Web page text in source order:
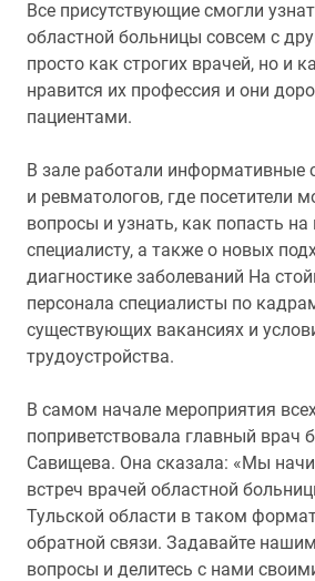
Все присутствующие смогли
областной больницы совсем с
просто как строгих врачей, но и
нравится их профессия и они
пациентами.
В зале работали информативные
и ревматологов, где посетители
вопросы и узнать, как попасть
специалисту, а также о новых
диагностике заболеваний На
персонала специалисты по
существующих вакансиях и
трудоустройства.
В самом начале мероприятия
поприветствовала главный врач
Савищева. Она сказала: «Мы
встреч врачей областной
Тульской области в таком
обратной связи. Задавайте
вопросы и делитесь с нами